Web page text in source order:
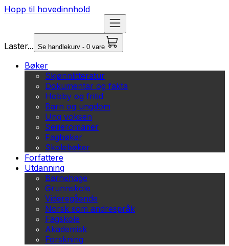
Hopp til hovedinnhold
Laster... Se handlekurv - 0 vare
Bøker
Skjønnlitteratur
Dokumentar og fakta
Hobby og fritid
Barn og ungdom
Ung voksen
Serieromaner
Fagbøker
Skolebøker
Forfattere
Utdanning
Barnehage
Grunnskole
Videregående
Norsk som andrespråk
Fagskole
Akademisk
Forskning